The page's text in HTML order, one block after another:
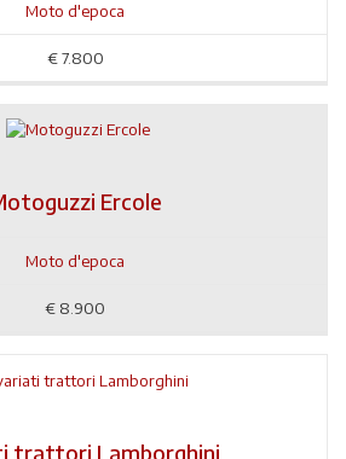
Moto d'epoca
€ 7.800
Ercole
Moto d'epoca
€ 8.900
trattori Lamborghini